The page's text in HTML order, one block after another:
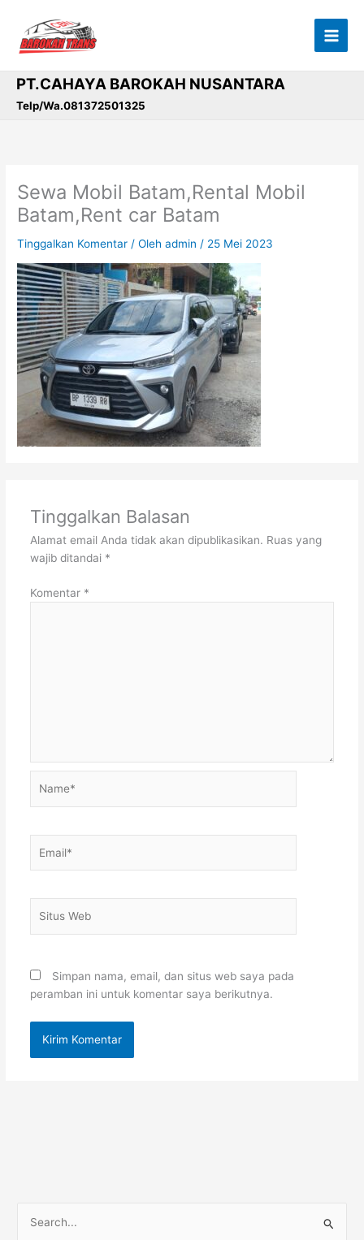
konten
PT.CAHAYA BAROKAH NUSANTARA
Telp/Wa.081372501325
Sewa Mobil Batam,Rental Mobil
Batam,Rent car Batam
Tinggalkan Komentar / Olehadmin / 25 Mei 2023
Tinggalkan Balasan
Alamat email Anda tidak akan dipublikasikan. Ruas yang
wajib ditandai *
Komentar *
Web
Simpan nama, email, dan situs web saya pada
peramban ini untuk komentar saya berikutnya.